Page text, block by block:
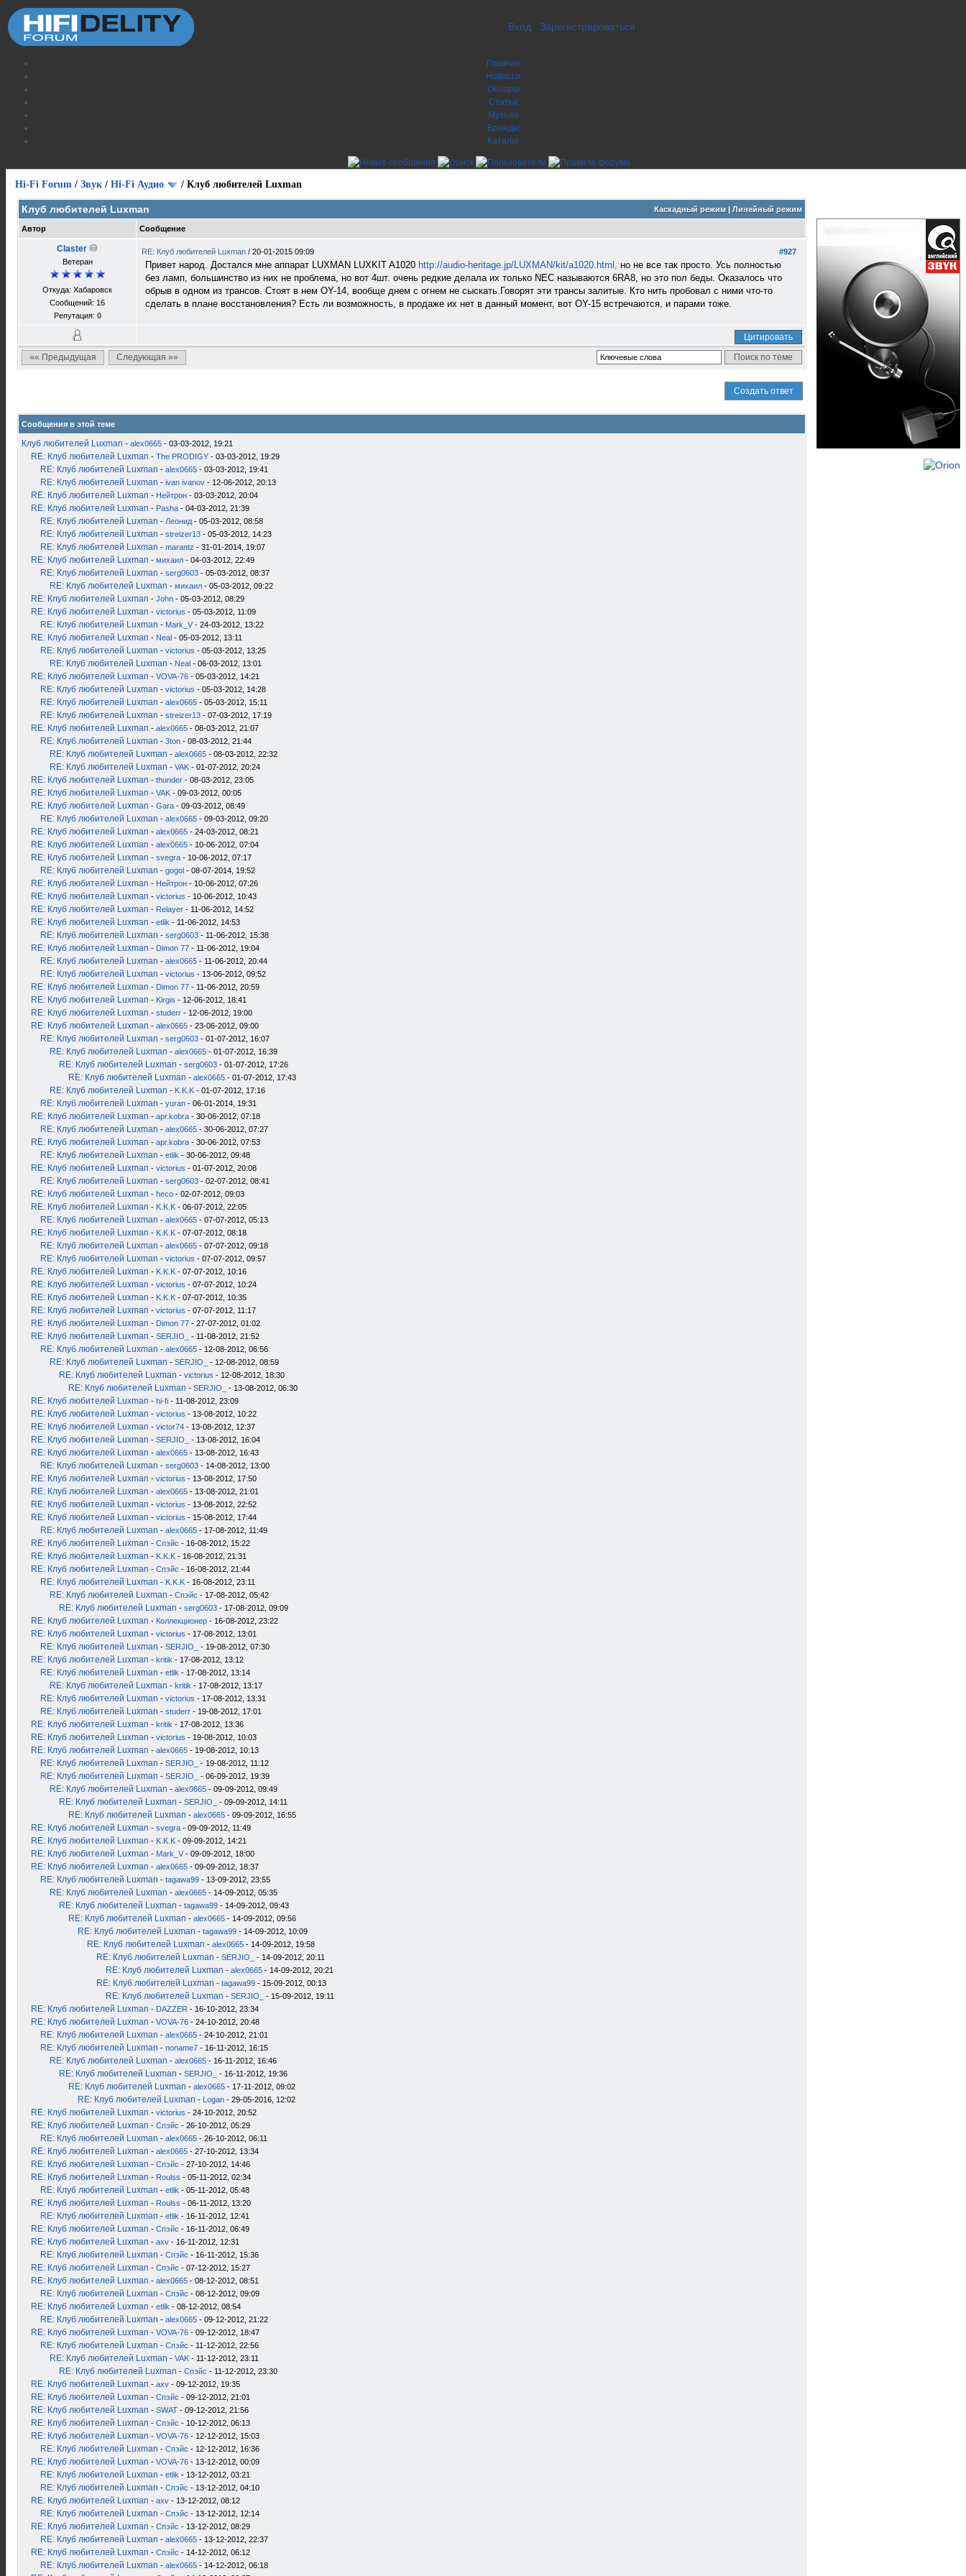
Вход Зарегистрироваться
Главная
Новости
Обзоры
Статьи
Музыка
Бренды
Каталог
Hi-Fi Forum / Звук / Hi-Fi Аудио / Клуб любителей Luxman
Каскадный режим| Линейный режим
Клуб любителей Luxman
Автор Сообщение
Claster
Ветеран
Откуда: Хабаровск
Сообщений: 16
Репутация: 0
#927
RE: Клуб любителей Luxman / 20-01-2015 09:09
Привет народ. Достался мне аппарат LUXMAN LUXKIT A1020 http://audio-heritage.jp/LUXMAN/kit/a1020.html, но не все так просто. Усь полностью
без ламп, большинство из них не проблема, но вот 4шт. очень редкие делала их только NEC называются 6RA8, но это пол беды. Оказалось что
обрыв в одном из трансов. Стоят в нем OY-14, вообще днем с огнем не сыскать.Говорят эти трансы залитые. Кто нить пробовал с ними что-то
сделать в плане восстановления? Есть ли возможность, в продаже их нет в данный момент, вот OY-15 встречаются, и парами тоже.
Цитировать
«« Предыдущая
Следующая »»
Создать ответ
Сообщения в этой теме
Клуб любителей Luxman - alex0665 - 03-03-2012, 19:21
RE: Клуб любителей Luxman - The PRODIGY - 03-03-2012, 19:29
RE: Клуб любителей Luxman - alex0665 - 03-03-2012, 19:41
RE: Клуб любителей Luxman - ivan ivanov - 12-06-2012, 20:13
RE: Клуб любителей Luxman - Нейтрон - 03-03-2012, 20:04
RE: Клуб любителей Luxman - Pasha - 04-03-2012, 21:39
RE: Клуб любителей Luxman - Леонид - 05-03-2012, 08:58
RE: Клуб любителей Luxman - streizer13 - 05-03-2012, 14:23
RE: Клуб любителей Luxman - marantz - 31-01-2014, 19:07
RE: Клуб любителей Luxman - михаил - 04-03-2012, 22:49
RE: Клуб любителей Luxman - serg0603 - 05-03-2012, 08:37
RE: Клуб любителей Luxman - михаил - 05-03-2012, 09:22
RE: Клуб любителей Luxman - John - 05-03-2012, 08:29
RE: Клуб любителей Luxman - victorius - 05-03-2012, 11:09
RE: Клуб любителей Luxman - Mark_V - 24-03-2012, 13:22
RE: Клуб любителей Luxman - Neal - 05-03-2012, 13:11
RE: Клуб любителей Luxman - victorius - 05-03-2012, 13:25
RE: Клуб любителей Luxman - Neal - 06-03-2012, 13:01
RE: Клуб любителей Luxman - VOVA-76 - 05-03-2012, 14:21
RE: Клуб любителей Luxman - victorius - 05-03-2012, 14:28
RE: Клуб любителей Luxman - alex0665 - 05-03-2012, 15:11
RE: Клуб любителей Luxman - streizer13 - 07-03-2012, 17:19
RE: Клуб любителей Luxman - alex0665 - 08-03-2012, 21:07
RE: Клуб любителей Luxman - 3ton - 08-03-2012, 21:44
RE: Клуб любителей Luxman - alex0665 - 08-03-2012, 22:32
RE: Клуб любителей Luxman - VAK - 01-07-2012, 20:24
RE: Клуб любителей Luxman - thunder - 08-03-2012, 23:05
RE: Клуб любителей Luxman - VAK - 09-03-2012, 00:05
RE: Клуб любителей Luxman - Gara - 09-03-2012, 08:49
RE: Клуб любителей Luxman - alex0665 - 09-03-2012, 09:20
RE: Клуб любителей Luxman - alex0665 - 24-03-2012, 08:21
RE: Клуб любителей Luxman - alex0665 - 10-06-2012, 07:04
RE: Клуб любителей Luxman - svegra - 10-06-2012, 07:17
RE: Клуб любителей Luxman - gogol - 08-07-2014, 19:52
RE: Клуб любителей Luxman - Нейтрон - 10-06-2012, 07:26
RE: Клуб любителей Luxman - victorius - 10-06-2012, 10:43
RE: Клуб любителей Luxman - Relayer - 11-06-2012, 14:52
RE: Клуб любителей Luxman - etlik - 11-06-2012, 14:53
RE: Клуб любителей Luxman - serg0603 - 11-06-2012, 15:38
RE: Клуб любителей Luxman - Dimon 77 - 11-06-2012, 19:04
RE: Клуб любителей Luxman - alex0665 - 11-06-2012, 20:44
RE: Клуб любителей Luxman - victorius - 13-06-2012, 09:52
RE: Клуб любителей Luxman - Dimon 77 - 11-06-2012, 20:59
RE: Клуб любителей Luxman - Kirgis - 12-06-2012, 18:41
RE: Клуб любителей Luxman - studerr - 12-06-2012, 19:00
RE: Клуб любителей Luxman - alex0665 - 23-06-2012, 09:00
RE: Клуб любителей Luxman - serg0603 - 01-07-2012, 16:07
RE: Клуб любителей Luxman - alex0665 - 01-07-2012, 16:39
RE: Клуб любителей Luxman - serg0603 - 01-07-2012, 17:26
RE: Клуб любителей Luxman - alex0665 - 01-07-2012, 17:43
RE: Клуб любителей Luxman - K.K.K - 01-07-2012, 17:16
RE: Клуб любителей Luxman - yuran - 06-01-2014, 19:31
RE: Клуб любителей Luxman - apr.kobra - 30-06-2012, 07:18
RE: Клуб любителей Luxman - alex0665 - 30-06-2012, 07:27
RE: Клуб любителей Luxman - apr.kobra - 30-06-2012, 07:53
RE: Клуб любителей Luxman - etlik - 30-06-2012, 09:48
RE: Клуб любителей Luxman - victorius - 01-07-2012, 20:08
RE: Клуб любителей Luxman - serg0603 - 02-07-2012, 08:41
RE: Клуб любителей Luxman - heco - 02-07-2012, 09:03
RE: Клуб любителей Luxman - K.K.K - 06-07-2012, 22:05
RE: Клуб любителей Luxman - alex0665 - 07-07-2012, 05:13
RE: Клуб любителей Luxman - K.K.K - 07-07-2012, 08:18
RE: Клуб любителей Luxman - alex0665 - 07-07-2012, 09:18
RE: Клуб любителей Luxman - victorius - 07-07-2012, 09:57
RE: Клуб любителей Luxman - K.K.K - 07-07-2012, 10:16
RE: Клуб любителей Luxman - victorius - 07-07-2012, 10:24
RE: Клуб любителей Luxman - K.K.K - 07-07-2012, 10:35
RE: Клуб любителей Luxman - victorius - 07-07-2012, 11:17
RE: Клуб любителей Luxman - Dimon 77 - 27-07-2012, 01:02
RE: Клуб любителей Luxman - SERJIO_ - 11-08-2012, 21:52
RE: Клуб любителей Luxman - alex0665 - 12-08-2012, 06:56
RE: Клуб любителей Luxman - SERJIO_ - 12-08-2012, 08:59
RE: Клуб любителей Luxman - victorius - 12-08-2012, 18:30
RE: Клуб любителей Luxman - SERJIO_ - 13-08-2012, 06:30
RE: Клуб любителей Luxman - hi-fi - 11-08-2012, 23:09
RE: Клуб любителей Luxman - victorius - 13-08-2012, 10:22
RE: Клуб любителей Luxman - victor74 - 13-08-2012, 12:37
RE: Клуб любителей Luxman - SERJIO_ - 13-08-2012, 16:04
RE: Клуб любителей Luxman - alex0665 - 13-08-2012, 16:43
RE: Клуб любителей Luxman - serg0603 - 14-08-2012, 13:00
RE: Клуб любителей Luxman - victorius - 13-08-2012, 17:50
RE: Клуб любителей Luxman - alex0665 - 13-08-2012, 21:01
RE: Клуб любителей Luxman - victorius - 13-08-2012, 22:52
RE: Клуб любителей Luxman - victorius - 15-08-2012, 17:44
RE: Клуб любителей Luxman - alex0665 - 17-08-2012, 11:49
RE: Клуб любителей Luxman - Спэйс - 16-08-2012, 15:22
RE: Клуб любителей Luxman - K.K.K - 16-08-2012, 21:31
RE: Клуб любителей Luxman - Спэйс - 16-08-2012, 21:44
RE: Клуб любителей Luxman - K.K.K - 16-08-2012, 23:11
RE: Клуб любителей Luxman - Спэйс - 17-08-2012, 05:42
RE: Клуб любителей Luxman - serg0603 - 17-08-2012, 09:09
RE: Клуб любителей Luxman - Коллекционер - 16-08-2012, 23:22
RE: Клуб любителей Luxman - victorius - 17-08-2012, 13:01
RE: Клуб любителей Luxman - SERJIO_ - 19-08-2012, 07:30
RE: Клуб любителей Luxman - kritik - 17-08-2012, 13:12
RE: Клуб любителей Luxman - etlik - 17-08-2012, 13:14
RE: Клуб любителей Luxman - kritik - 17-08-2012, 13:17
RE: Клуб любителей Luxman - victorius - 17-08-2012, 13:31
RE: Клуб любителей Luxman - studerr - 19-08-2012, 17:01
RE: Клуб любителей Luxman - kritik - 17-08-2012, 13:36
RE: Клуб любителей Luxman - victorius - 19-08-2012, 10:03
RE: Клуб любителей Luxman - alex0665 - 19-08-2012, 10:13
RE: Клуб любителей Luxman - SERJIO_ - 19-08-2012, 11:12
RE: Клуб любителей Luxman - SERJIO_ - 06-09-2012, 19:39
RE: Клуб любителей Luxman - alex0665 - 09-09-2012, 09:49
RE: Клуб любителей Luxman - SERJIO_ - 09-09-2012, 14:11
RE: Клуб любителей Luxman - alex0665 - 09-09-2012, 16:55
RE: Клуб любителей Luxman - svegra - 09-09-2012, 11:49
RE: Клуб любителей Luxman - K.K.K - 09-09-2012, 14:21
RE: Клуб любителей Luxman - Mark_V - 09-09-2012, 18:00
RE: Клуб любителей Luxman - alex0665 - 09-09-2012, 18:37
RE: Клуб любителей Luxman - tagawa99 - 13-09-2012, 23:55
RE: Клуб любителей Luxman - alex0665 - 14-09-2012, 05:35
RE: Клуб любителей Luxman - tagawa99 - 14-09-2012, 09:43
RE: Клуб любителей Luxman - alex0665 - 14-09-2012, 09:56
RE: Клуб любителей Luxman - tagawa99 - 14-09-2012, 10:09
RE: Клуб любителей Luxman - alex0665 - 14-09-2012, 19:58
RE: Клуб любителей Luxman - SERJIO_ - 14-09-2012, 20:11
RE: Клуб любителей Luxman - alex0665 - 14-09-2012, 20:21
RE: Клуб любителей Luxman - tagawa99 - 15-09-2012, 00:13
RE: Клуб любителей Luxman - SERJIO_ - 15-09-2012, 19:11
RE: Клуб любителей Luxman - DAZZER - 16-10-2012, 23:34
RE: Клуб любителей Luxman - VOVA-76 - 24-10-2012, 20:48
RE: Клуб любителей Luxman - alex0665 - 24-10-2012, 21:01
RE: Клуб любителей Luxman - noname7 - 16-11-2012, 16:15
RE: Клуб любителей Luxman - alex0665 - 16-11-2012, 16:46
RE: Клуб любителей Luxman - SERJIO_ - 16-11-2012, 19:36
RE: Клуб любителей Luxman - alex0665 - 17-11-2012, 09:02
RE: Клуб любителей Luxman - Logan - 29-05-2016, 12:02
RE: Клуб любителей Luxman - victorius - 24-10-2012, 20:52
RE: Клуб любителей Luxman - Спэйс - 26-10-2012, 05:29
RE: Клуб любителей Luxman - alex0665 - 26-10-2012, 06:11
RE: Клуб любителей Luxman - alex0665 - 27-10-2012, 13:34
RE: Клуб любителей Luxman - Спэйс - 27-10-2012, 14:46
RE: Клуб любителей Luxman - Roulss - 05-11-2012, 02:34
RE: Клуб любителей Luxman - etlik - 05-11-2012, 05:48
RE: Клуб любителей Luxman - Roulss - 06-11-2012, 13:20
RE: Клуб любителей Luxman - etlik - 16-11-2012, 12:41
RE: Клуб любителей Luxman - Спэйс - 16-11-2012, 06:49
RE: Клуб любителей Luxman - axv - 16-11-2012, 12:31
RE: Клуб любителей Luxman - Спэйс - 16-11-2012, 15:36
RE: Клуб любителей Luxman - Спэйс - 07-12-2012, 15:27
RE: Клуб любителей Luxman - alex0665 - 08-12-2012, 08:51
RE: Клуб любителей Luxman - Спэйс - 08-12-2012, 09:09
RE: Клуб любителей Luxman - etlik - 08-12-2012, 08:54
RE: Клуб любителей Luxman - alex0665 - 09-12-2012, 21:22
RE: Клуб любителей Luxman - VOVA-76 - 09-12-2012, 18:47
RE: Клуб любителей Luxman - Спэйс - 11-12-2012, 22:56
RE: Клуб любителей Luxman - VAK - 11-12-2012, 23:11
RE: Клуб любителей Luxman - Спэйс - 11-12-2012, 23:30
RE: Клуб любителей Luxman - axv - 09-12-2012, 19:35
RE: Клуб любителей Luxman - Спэйс - 09-12-2012, 21:01
RE: Клуб любителей Luxman - SWAT - 09-12-2012, 21:56
RE: Клуб любителей Luxman - Спэйс - 10-12-2012, 06:13
RE: Клуб любителей Luxman - VOVA-76 - 12-12-2012, 15:03
RE: Клуб любителей Luxman - Спэйс - 12-12-2012, 16:36
RE: Клуб любителей Luxman - VOVA-76 - 13-12-2012, 00:09
RE: Клуб любителей Luxman - etlik - 13-12-2012, 03:21
RE: Клуб любителей Luxman - Спэйс - 13-12-2012, 04:10
RE: Клуб любителей Luxman - axv - 13-12-2012, 08:12
RE: Клуб любителей Luxman - Спэйс - 13-12-2012, 12:14
RE: Клуб любителей Luxman - Спэйс - 13-12-2012, 08:29
RE: Клуб любителей Luxman - alex0665 - 13-12-2012, 22:37
RE: Клуб любителей Luxman - Спэйс - 14-12-2012, 06:12
RE: Клуб любителей Luxman - alex0665 - 14-12-2012, 06:18